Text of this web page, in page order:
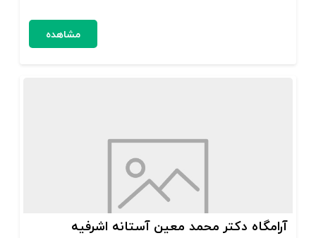
مشاهده
آرامگاه دکتر محمد معین آستانه اشرفیه